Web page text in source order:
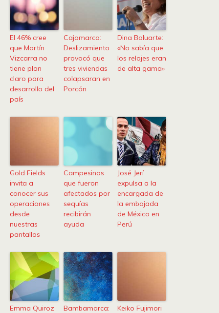
El 46% cree
que Martín
Vizcarra no
tiene plan
claro para
desarrollo del
país
Cajamarca:
Deslizamiento
provocó que
tres viviendas
colapsaran en
Porcón
Dina Boluarte:
«No sabía que
los relojes eran
de alta gama»
Gold Fields
invita a
conocer sus
operaciones
desde
nuestras
pantallas
Campesinos
que fueron
afectados por
sequías
recibirán
ayuda
José Jerí
expulsa a la
encargada de
la embajada
de México en
Perú
Emma Quiroz
Bambamarca:
Keiko Fujimori